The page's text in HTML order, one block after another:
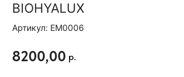
BIOHYALUX
Артикул: EM0006
8200,00 р.